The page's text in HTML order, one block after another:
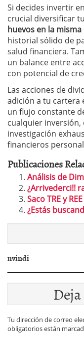
Si decides invertir
crucial diversificar
huevos en la misma
historial sólido de
salud financiera.
un balance entre
con potencial de
Las acciones de
adición a tu cartera
un flujo constante
cualquier
investigación
financieros
Publicaciones
Análisis de
¿Arrivederci!!
Saco TRE y
¿Estás
nvindi
Tu dirección de correo
obligatorios están